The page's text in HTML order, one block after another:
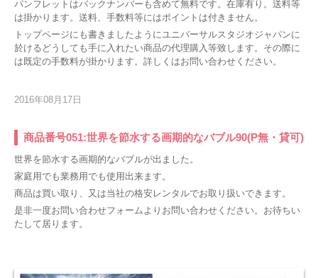
パンフレットはバックナンバーも含めて無料です。在庫有り。送料等
は掛かります。送料、手数料等にはポイントは付きません。
トップページにも書きましたようにユニバーサルスタジオジャパンに
於けるどうしても手に入れたい商品の代理購入等致します。その際に
は既定の手数料が掛かります。詳しくはお問い合わせください。
2016年08月17日
商品番号051:世界を節水する画期的なバブル90(P無・貸可)
世界を節水する画期的なバブルが出ました。
家庭用でも業務用でも使用出来ます。
商品は買い取り、又は当社の格安レンタルでお取り扱いできます。
是非一度お問い合わせフォームよりお問い合わせください。お待ちい
たして居ります。